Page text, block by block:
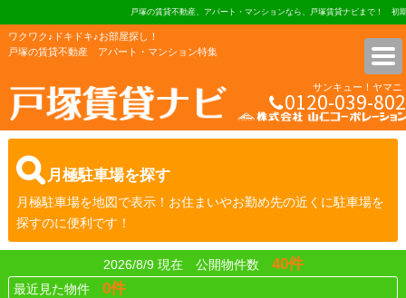
戸塚の賃貸不動産、アパート・マンションなら、戸塚賃貸ナビまで！ 初
ワクワク♪ドキドキ♪お部屋探し！
戸塚の賃貸不動産 アパート・マンション特集
株式会社 山仁コーポレーショ
サンキュー！ヤマニ
0120-039-802
月極駐車場を探す
月極駐車場を地図で表示！お住まいやお勤め先の近くに駐車場を
探すのに便利です！
2026/8/9 現在 公開物件数 40件
最近見た物件 0件